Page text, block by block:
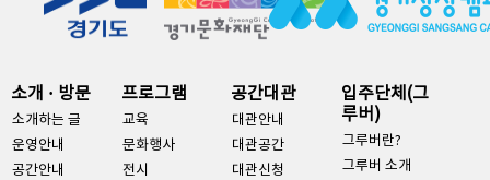
소개 · 방문
소개하는 글
운영안내
공간안내
프로그램
교육
문화행사
전시
공간대관
대관안내
대관공간
대관신청
입주단체(그
루버)
그루버란?
그루버 소개